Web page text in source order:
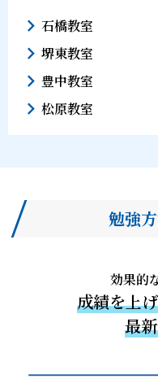
石橋教室
堺東教室
豊中教室
松原教室
勉強
効果的
成績を上
最